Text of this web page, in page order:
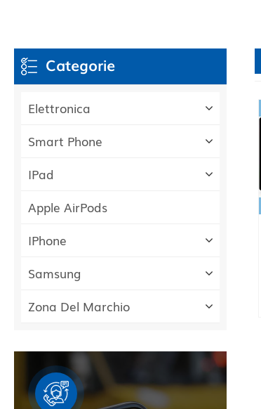
Categorie
Elettronica
Smart Phone
IPad
Apple AirPods
IPhone
Samsung
Zona Del Marchio